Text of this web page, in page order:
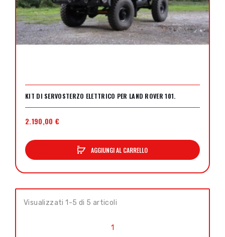
KIT DI SERVOSTERZO ELETTRICO PER LAND ROVER 101.
2.190,00 €
AGGIUNGI AL CARRELLO
Visualizzati 1-5 di 5 articoli
1